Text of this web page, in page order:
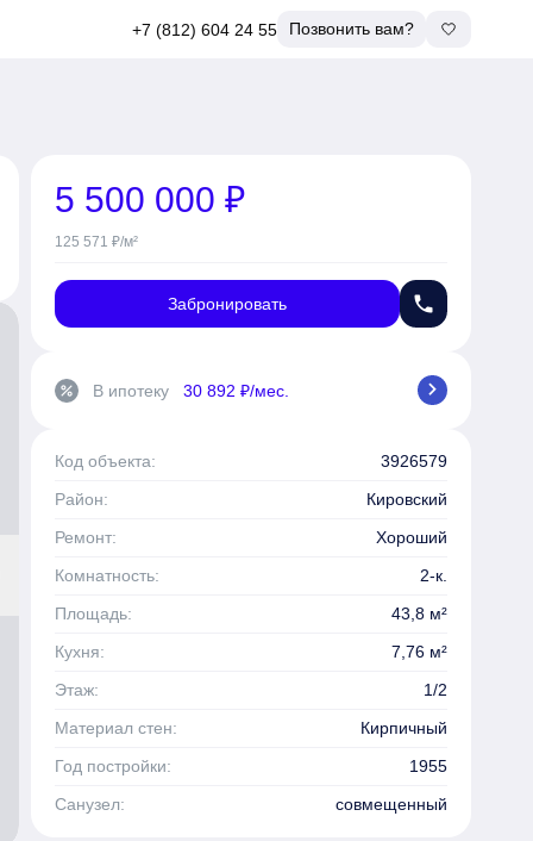
+7 (812) 604 24 55 Позвонить вам?
5 500 000 ₽
125 571 ₽/м²
Забронировать phone
percent В ипотеку 30 892 ₽/мес. chevron_right
Код объекта:
3926579
Район:
Кировский
Ремонт:
Хороший
Комнатность:
2-к.
Площадь:
43,8 м²
Кухня:
7,76 м²
Этаж:
1/2
Материал стен:
Кирпичный
Год постройки:
1955
Санузел:
совмещенный